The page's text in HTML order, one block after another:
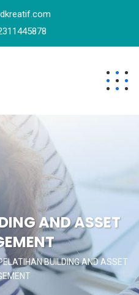
AND ASSET
BUILDING AND ASSET